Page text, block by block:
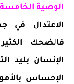
الوصية
الاعتدال في
فالضحك
الإنسان بليد
الإحساس